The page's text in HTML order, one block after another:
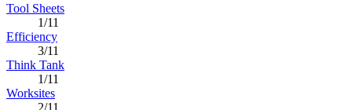
Tool Sheets
1/11
Efficiency
3/11
Think Tank
1/11
Worksites